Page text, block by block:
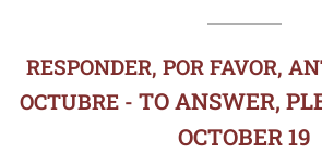
RESPONDER, POR FAVOR,
OCTUBRE - TO ANSWER,
OCTOBER 19